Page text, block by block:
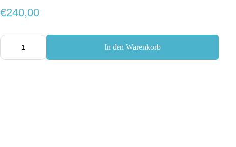
€240,00
In den Warenkorb